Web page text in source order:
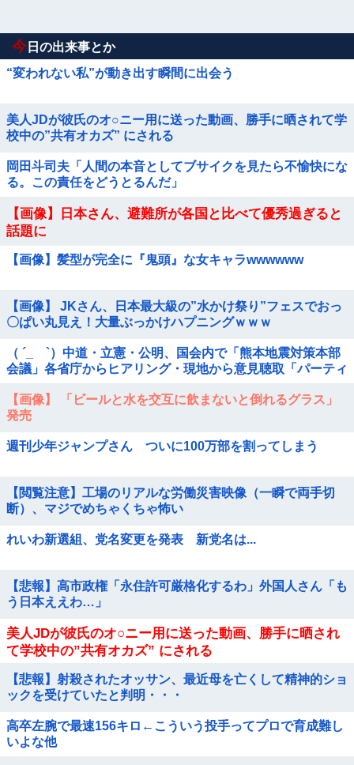
今 日の出来事とか
“変われない私”が動き出す瞬間に出会う
美人JDが彼氏のオ○ニー用に送った動画、勝手に晒されて学
校中の”共有オカズ” にされる
岡田斗司夫「人間の本音としてブサイクを見たら不愉快にな
る。この責任をどうとるんだ」
【画像】日本さん、避難所が各国と比べて優秀過ぎると
話題に
【画像】髪型が完全に『鬼頭』な女キャラwwwwww
【画像】 JKさん、日本最大級の”水かけ祭り”フェスでおっ
〇ぱい丸見え！大量ぶっかけハプニングｗｗｗ
（ ´_ゝ`）中道・立憲・公明、国会内で「熊本地震対策本部
会議」各省庁からヒアリング・現地から意見聴取「パーティ
【画像】 「ビールと水を交互に飲まないと倒れるグラス」
発売
週刊少年ジャンプさん ついに100万部を割ってしまう
【閲覧注意】工場のリアルな労働災害映像（一瞬で両手切
断）、マジでめちゃくちゃ怖い
れいわ新選組、党名変更を発表 新党名は...
【悲報】高市政権「永住許可厳格化するわ」外国人さん「も
う日本ええわ…」
美人JDが彼氏のオ○ニー用に送った動画、勝手に晒され
て学校中の”共有オカズ” にされる
【悲報】射殺されたオッサン、最近母を亡くして精神的ショ
ックを受けていたと判明・・・
高卒左腕で最速156キロ←こういう投手ってプロで育成難し
いよな他